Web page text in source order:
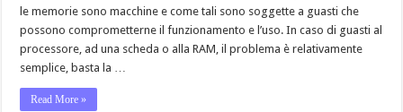
le memorie sono macchine e come tali sono soggette a guasti che
possono comprometterne il funzionamento e l’uso. In caso di guasti al
processore, ad una scheda o alla RAM, il problema è relativamente
semplice, basta la …
Read More »